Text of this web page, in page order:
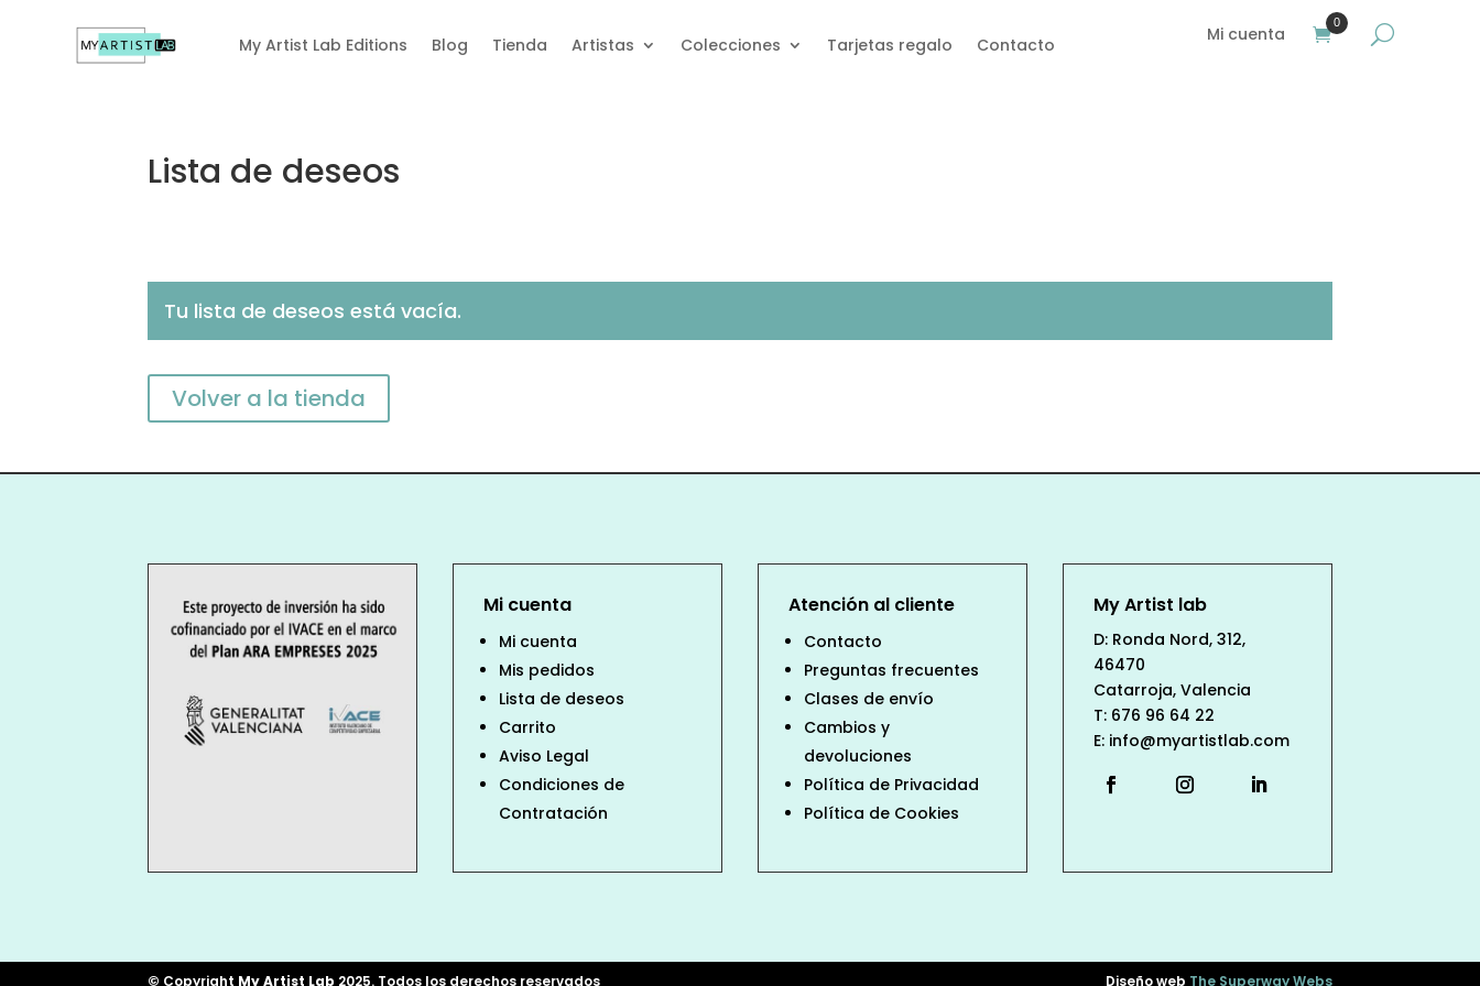
My Artist Lab Editions Blog Tienda Artistas Colecciones Tarjetas regalo Contacto Mi cuenta
0
Lista de deseos
Tu lista de deseos está vacía.
Volver a la tienda
Mi cuenta
Mi cuenta
Mis pedidos
Lista de deseos
Carrito
Aviso Legal
Condiciones de
Contratación
Atención al cliente
Contacto
Preguntas frecuentes
Clases de envío
Cambios y
devoluciones
Política de Privacidad
Política de Cookies
My Artist lab
D: Ronda Nord, 312,
46470
Catarroja, Valencia
T: 676 96 64 22
E: info@myartistlab.com
© Copyright My Artist Lab 2025. Todos los derechos reservados Diseño web The Superway Webs